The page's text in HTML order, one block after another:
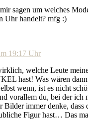
sagen um welches
Uhr handelt? mfg :)
19:17 Uhr
welche Leute
hast! Was wären
wenn, ist es nicht
vorallem du, bei der ich
Bilder immer denke, dass
Figur hast… Das